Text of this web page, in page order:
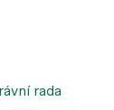
rada